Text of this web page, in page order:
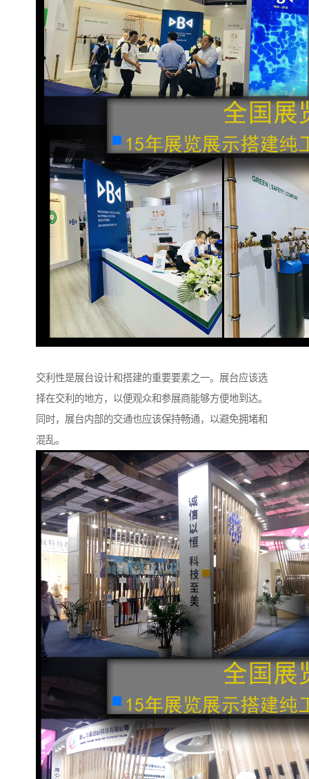
交利性是展台设计和搭建的重要要素之一。展台应该选
择在交利的地方，以便观众和参展商能够方便地到达。
同时，展台内部的交通也应该保持畅通，以避免拥堵和
混乱。